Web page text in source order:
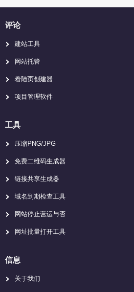
评论
建站工具
网站托管
着陆页创建器
项目管理软件
工具
压缩PNG/JPG
免费二维码生成器
链接共享生成器
域名到期检查工具
网站停止营运与否
网址批量打开工具
信息
关于我们